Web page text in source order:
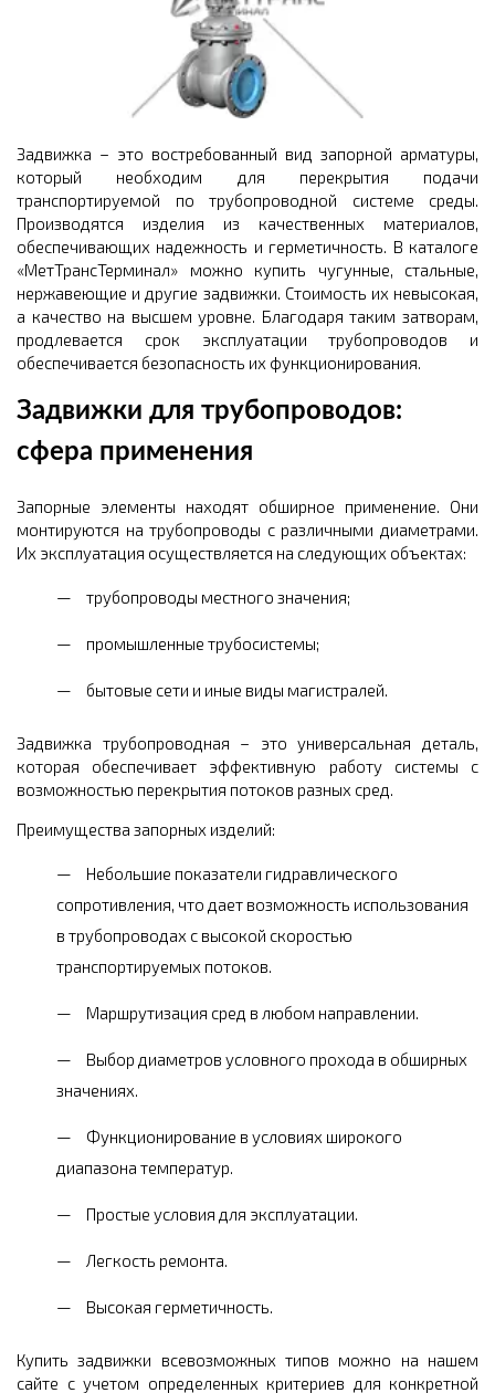
Задвижка – это востребованный вид запорной арматуры,
который необходим для перекрытия подачи
транспортируемой по трубопроводной системе среды.
Производятся изделия из качественных материалов,
обеспечивающих надежность и герметичность. В каталоге
«МетТрансТерминал» можно купить чугунные, стальные,
нержавеющие и другие задвижки. Стоимость их невысокая,
а качество на высшем уровне. Благодаря таким затворам,
продлевается срок эксплуатации трубопроводов и
обеспечивается безопасность их функционирования.
Задвижки для трубопроводов:
сфера применения
Запорные элементы находят обширное применение. Они
монтируются на трубопроводы с различными диаметрами.
Их эксплуатация осуществляется на следующих объектах:
трубопроводы местного значения;
промышленные трубосистемы;
бытовые сети и иные виды магистралей.
Задвижка трубопроводная – это универсальная деталь,
которая обеспечивает эффективную работу системы с
возможностью перекрытия потоков разных сред.
Преимущества запорных изделий:
Небольшие показатели гидравлического
сопротивления, что дает возможность использования
в трубопроводах с высокой скоростью
транспортируемых потоков.
Маршрутизация сред в любом направлении.
Выбор диаметров условного прохода в обширных
значениях.
Функционирование в условиях широкого
диапазона температур.
Простые условия для эксплуатации.
Легкость ремонта.
Высокая герметичность.
Купить задвижки всевозможных типов можно на нашем
сайте с учетом определенных критериев для конкретной